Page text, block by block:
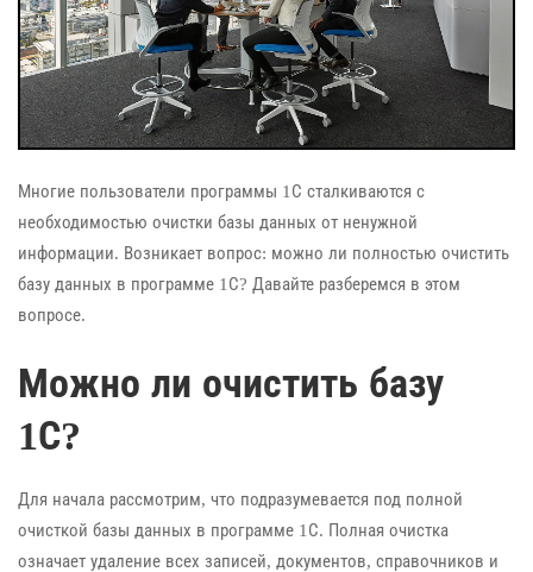
Многие пользователи программы 1С сталкиваются с
необходимостью очистки базы данных от ненужной
информации. Возникает вопрос: можно ли полностью очистить
базу данных в программе 1С? Давайте разберемся в этом
вопросе.
Можно ли очистить базу
1С?
Для начала рассмотрим, что подразумевается под полной
очисткой базы данных в программе 1С. Полная очистка
означает удаление всех записей, документов, справочников и